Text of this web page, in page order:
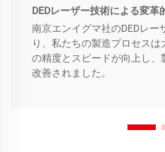
DEDレーザー技術による変革
南京エンイグマ社のDEDレー
り、私たちの製造プロセス
の精度とスピードが向上し、
改善されました。